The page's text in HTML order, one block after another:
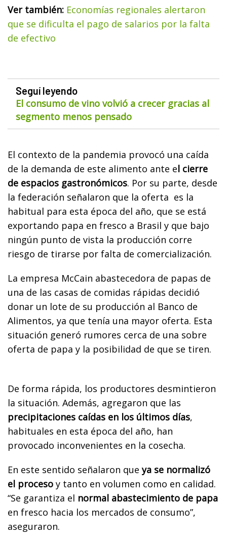
Ver también: Economías regionales alertaron
que se dificulta el pago de salarios por la falta
de efectivo
Seguí leyendo
El consumo de vino volvió a crecer gracias al
segmento menos pensado
El contexto de la pandemia provocó una caída
de la demanda de este alimento ante el cierre
de espacios gastronómicos. Por su parte, desde
la federación señalaron que la oferta es la
habitual para esta época del año, que se está
exportando papa en fresco a Brasil y que bajo
ningún punto de vista la producción corre
riesgo de tirarse por falta de comercialización.
La empresa McCain abastecedora de papas de
una de las casas de comidas rápidas decidió
donar un lote de su producción al Banco de
Alimentos, ya que tenía una mayor oferta. Esta
situación generó rumores cerca de una sobre
oferta de papa y la posibilidad de que se tiren.
De forma rápida, los productores desmintieron
la situación. Además, agregaron que las
precipitaciones caídas en los últimos días,
habituales en esta época del año, han
provocado inconvenientes en la cosecha.
En este sentido señalaron queya se normalizó
el proceso y tanto en volumen como en calidad.
“Se garantiza el normal abastecimiento de papa
en fresco hacia los mercados de consumo”,
aseguraron.